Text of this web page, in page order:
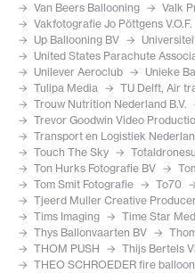
Van Beers Ballooning
Valk
Vakfotografie Jo Pöttgens V.O.F.
Up Ballooning BV
United States Parachute
Unilever Aeroclub
Unieke
Tulipa Media
TU Delft, Air
Trouw Nutrition Nederland B.V.
Trevor Goodwin Video
Transport en Logistiek
Touch The Sky
Ton Hurks Fotografie BV
Tom Smit Fotografie
To70
Tjeerd Muller Creative
Tims Imaging
Time Star
Thys Ballonvaarten BV
THOM PUSH
Thijs Bertels
THEO SCHROEDER fire